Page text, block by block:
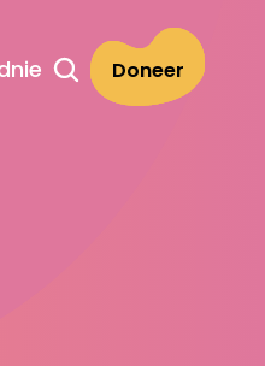
Doneer